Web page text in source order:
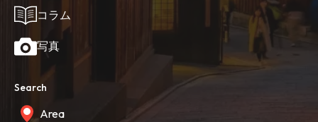
コラム
写真
Search
Area